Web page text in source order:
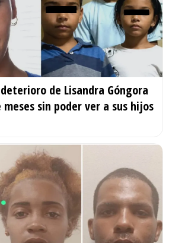
de Lisandra Góngora
sin poder ver a sus hijos